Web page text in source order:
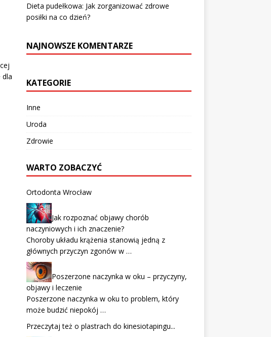
dla
Dieta pudełkowa: Jak zorganizować zdrowe
posiłki na co dzień?
NAJNOWSZE KOMENTARZE
KATEGORIE
Inne
Uroda
Zdrowie
WARTO ZOBACZYĆ
Ortodonta Wrocław
Jak rozpoznać objawy chorób
naczyniowych i ich znaczenie?
Choroby układu krążenia stanowią jedną z
głównych przyczyn zgonów w …
Poszerzone naczynka w oku – przyczyny,
objawy i leczenie
Poszerzone naczynka w oku to problem, który
może budzić niepokój …
Przeczytaj też o plastrach do kinesiotapingu...